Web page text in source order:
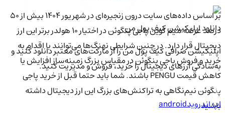
بر اساس داده‌های سایت درون زنجیره‌ای در شهریور ۱۴۰۴ بیش از ۵۰
درصد عرضه میم کوین پاجی پنگوئن در اختیار ۱۰ هولدر برتر این ارز
دیجیتال قرار دارد. در چنین شرایطی نهنگ‌ها می‌توانند با اقدام به
خرید و فروش پاجی پنگوئن در مقیاس بزرگ زمینه‌ساز افزایش یا
کاهش قیمت PENGU باشند. شما باید حتما قبل از خرید پاجی
پنگوئن نیم‌نگاهی به تراکنش‌های بزرگ این ارز دیجیتال داشته
باشید.
دانلود اپلیکیشن کیف‌ پول من
اپلیکیشن صرافی کیف پول من را از مارکت‌های معتبر دانلود کنید و
به‌سادگی ارزهای دیجیتال را خرید، فروش و مدیریت کنید.
اپ اندرویدandroid